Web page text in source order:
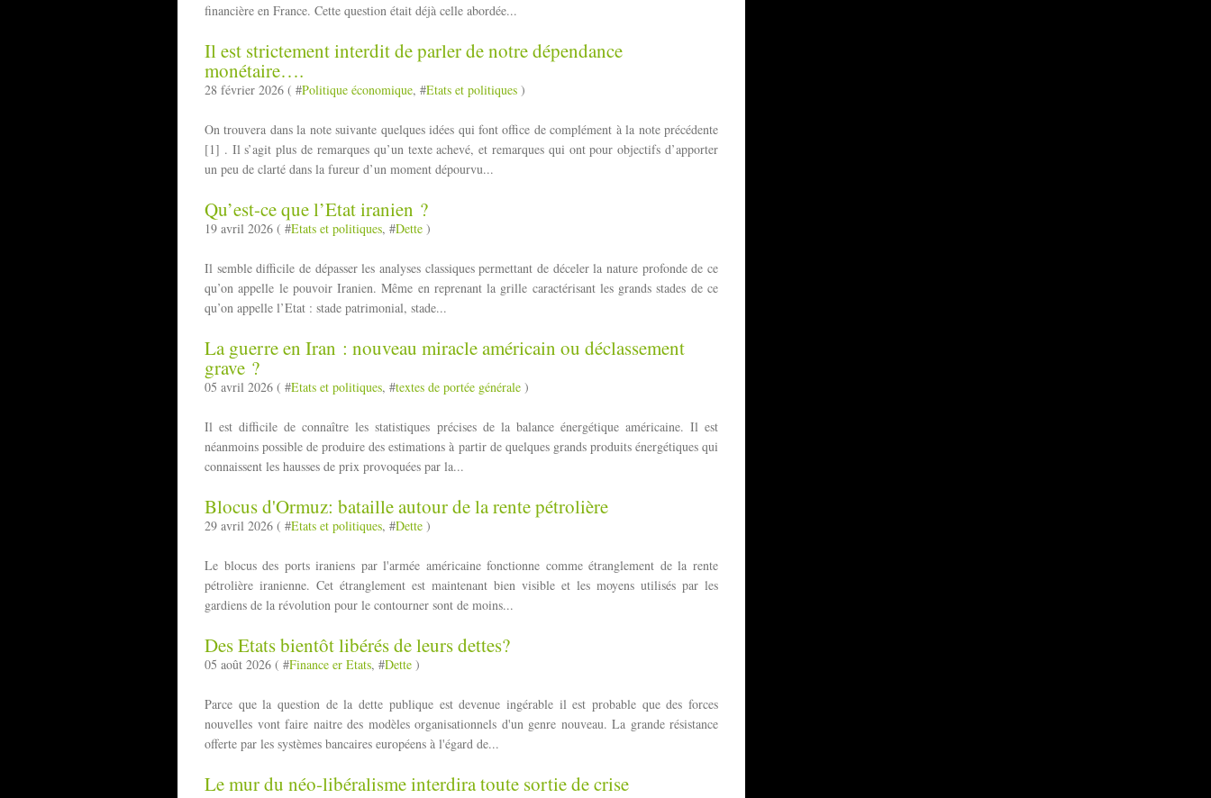
financière en France. Cette question était déjà celle abordée...
Il est strictement interdit de parler de notre dépendance
monétaire….
28 février 2026 ( #Politique économique, #Etats et politiques )
On trouvera dans la note suivante quelques idées qui font office de complément à la note précédente
[1] . Il s’agit plus de remarques qu’un texte achevé, et remarques qui ont pour objectifs d’apporter
un peu de clarté dans la fureur d’un moment dépourvu...
Qu’est-ce que l’Etat iranien ?
19 avril 2026 ( #Etats et politiques, #Dette )
Il semble difficile de dépasser les analyses classiques permettant de déceler la nature profonde de ce
qu’on appelle le pouvoir Iranien. Même en reprenant la grille caractérisant les grands stades de ce
qu’on appelle l’Etat : stade patrimonial, stade...
La guerre en Iran : nouveau miracle américain ou déclassement
grave ?
05 avril 2026 ( #Etats et politiques, #textes de portée générale )
Il est difficile de connaître les statistiques précises de la balance énergétique américaine. Il est
néanmoins possible de produire des estimations à partir de quelques grands produits énergétiques qui
connaissent les hausses de prix provoquées par la...
Blocus d'Ormuz: bataille autour de la rente pétrolière
29 avril 2026 ( #Etats et politiques, #Dette )
Le blocus des ports iraniens par l'armée américaine fonctionne comme étranglement de la rente
pétrolière iranienne. Cet étranglement est maintenant bien visible et les moyens utilisés par les
gardiens de la révolution pour le contourner sont de moins...
Des Etats bientôt libérés de leurs dettes?
05 août 2026 ( #Finance er Etats, #Dette )
Parce que la question de la dette publique est devenue ingérable il est probable que des forces
nouvelles vont faire naitre des modèles organisationnels d'un genre nouveau. La grande résistance
offerte par les systèmes bancaires européens à l'égard de...
Le mur du néo-libéralisme interdira toute sortie de crise